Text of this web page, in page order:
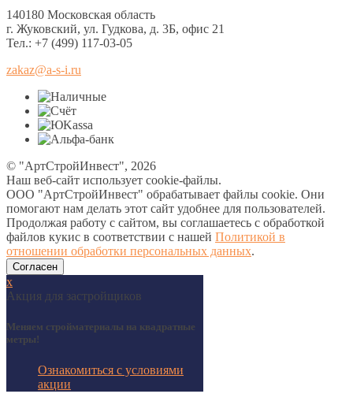
140180 Московская область
г. Жуковский, ул. Гудкова, д. 3Б, офис 21
Тел.: +7 (499) 117-03-05
zakaz@a-s-i.ru
© "АртСтройИнвест", 2026
Наш веб-сайт использует cookie-файлы.
ООО "АртСтройИнвест" обрабатывает файлы cookie. Они
помогают нам делать этот сайт удобнее для пользователей.
Продолжая работу с сайтом, вы соглашаетесь с обработкой
файлов кукис в соответствии с нашей Политикой в
отношении обработки персональных данных.
Согласен
х
Акция для застройщиков
Меняем стройматериалы на квадратные
метры!
Ознакомиться с условиями
акции